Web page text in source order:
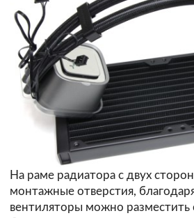
На раме радиатора с двух
монтажные отверстия,
вентиляторы можно